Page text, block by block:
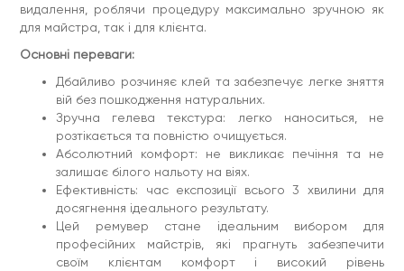
видалення, роблячи процедуру максимально зручною як
для майстра, так і для клієнта.
Основні переваги:
Дбайливо розчиняє клей та забезпечує легке зняття
вій без пошкодження натуральних.
Зручна гелева текстура: легко наноситься, не
розтікається та повністю очищується.
Абсолютний комфорт: не викликає печіння та не
залишає білого нальоту на віях.
Ефективність: час експозиції всього 3 хвилини для
досягнення ідеального результату.
Цей ремувер стане ідеальним вибором для
професійних майстрів, які прагнуть забезпечити
своїм клієнтам комфорт і високий рівень